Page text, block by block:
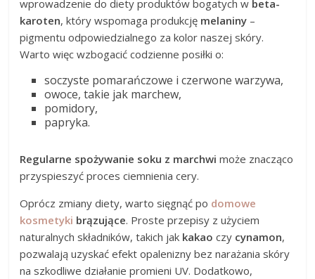
wprowadzenie do diety produktów bogatych w beta-
karoten, który wspomaga produkcję melaniny –
pigmentu odpowiedzialnego za kolor naszej skóry.
Warto więc wzbogacić codzienne posiłki o:
soczyste pomarańczowe i czerwone warzywa,
owoce, takie jak marchew,
pomidory,
papryka.
Regularne spożywanie soku z marchwi może znacząco
przyspieszyć proces ciemnienia cery.
Oprócz zmiany diety, warto sięgnąć po domowe
kosmetyki brązujące. Proste przepisy z użyciem
naturalnych składników, takich jak kakao czy cynamon,
pozwalają uzyskać efekt opalenizny bez narażania skóry
na szkodliwe działanie promieni UV. Dodatkowo,